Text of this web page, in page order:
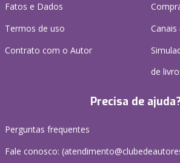
Fatos e Dados
Termos de uso
Contrato com o Autor
de
Precisa de
Perguntas frequentes
Fale conosco: